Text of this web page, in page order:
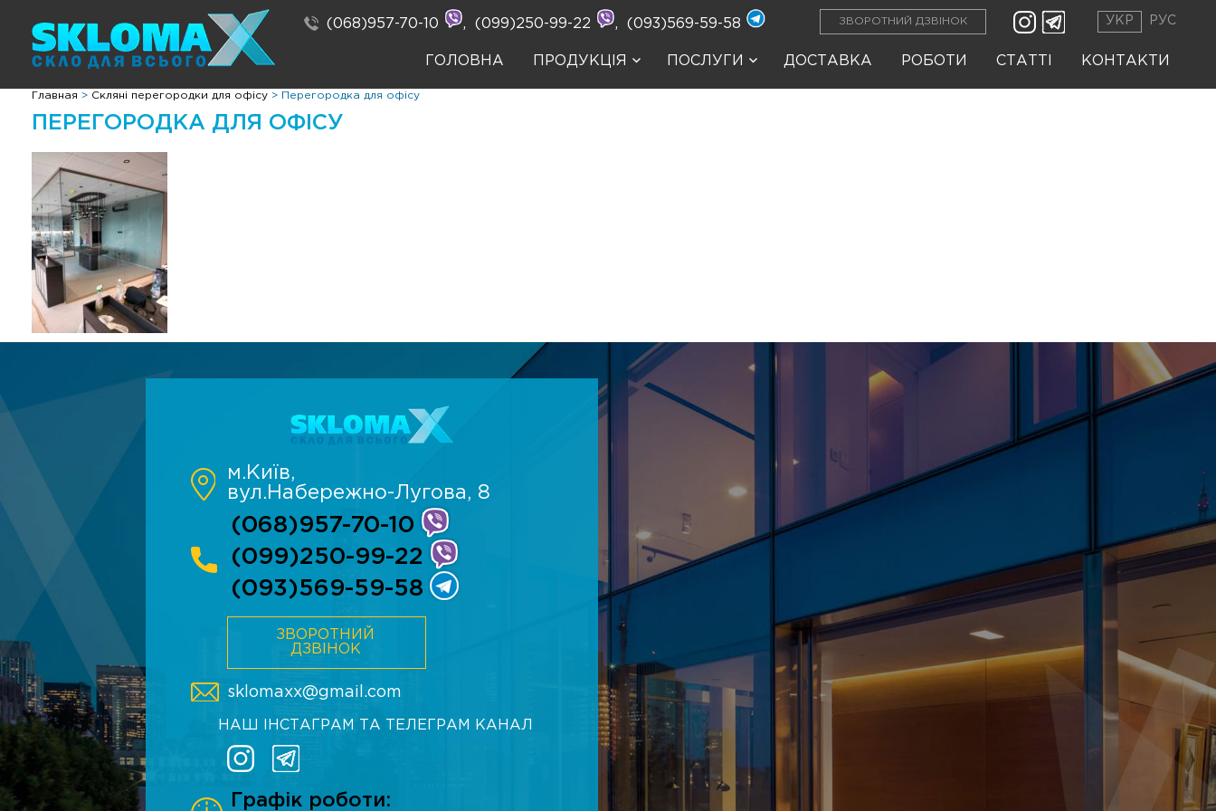
(068)957-70-10 , (099)250-99-22 , (093)569-59-58 ЗВОРОТНИЙ ДЗВІНОК УКР РУС
ГОЛОВНА ПРОДУКЦІЯ ПОСЛУГИ ДОСТАВКА РОБОТИ СТАТТІ КОНТАКТИ
Главная > Скляні перегородки для офісу > Перегородка для офісу
ПЕРЕГОРОДКА ДЛЯ ОФІСУ
м.Київ,
вул.Набережно-Лугова, 8
(068)957-70-10
(099)250-99-22
(093)569-59-58
ЗВОРОТНИЙ
ДЗВІНОК
sklomaxx@gmail.com
НАШ ІНСТАГРАМ ТА ТЕЛЕГРАМ КАНАЛ
Графік роботи: